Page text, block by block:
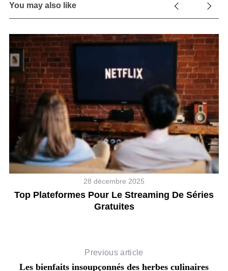
You may also like
28 décembre 2025
Top Plateformes Pour Le Streaming De Séries
Gratuites
Previous article
Les bienfaits insoupçonnés des herbes culinaires